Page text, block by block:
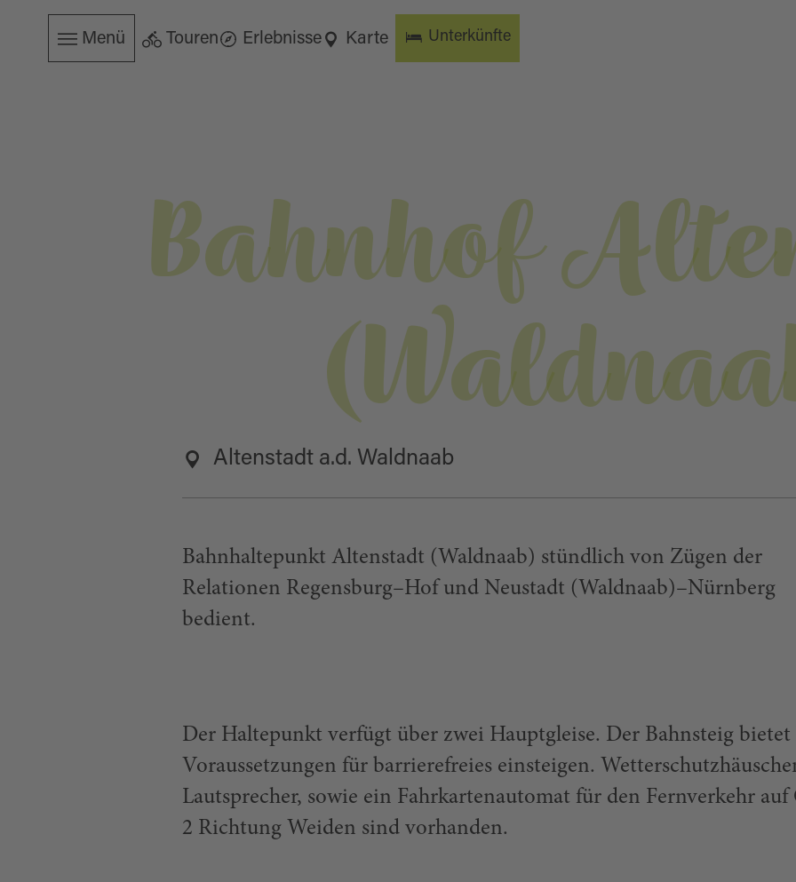
Menü Touren Erlebnisse Karte Unterkünfte
Bahnhof
Altenstadt a.d. Waldnaab
Bahnhaltepunkt Altenstadt (Waldnaab) stündlich von Zügen der
Relationen Regensburg–Hof und Neustadt (Waldnaab)–Nürnberg
bedient.
Der Haltepunkt verfügt über zwei Hauptgleise. Der Bahnsteig bietet
Voraussetzungen für barrierefreies einsteigen.
Lautsprecher, sowie ein Fahrkartenautomat für den Fernverkehr auf
2 Richtung Weiden sind vorhanden.